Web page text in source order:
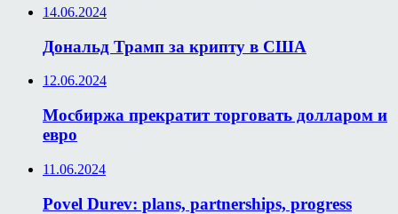
14.06.2024
Дональд Трамп за крипту в США
12.06.2024
Мосбиржа прекратит торговать долларом и
евро
11.06.2024
Povel Durev: plans, partnerships, progress